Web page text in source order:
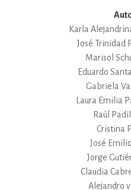
Karla
José Trinidad
Marisol
Eduardo
Gabriela
Laura Emilia
Raúl
Cristina
José
Jorge
Claudia
Alejandro